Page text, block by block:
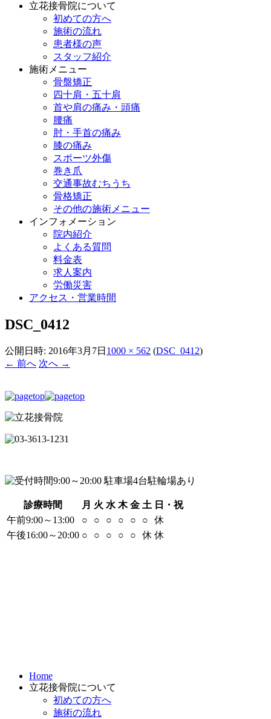
立花接骨院について
初めての方へ
施術の流れ
患者様の声
スタッフ紹介
施術メニュー
骨盤矯正
四十肩・五十肩
首や肩の痛み・頭痛
腰痛
肘・手首の痛み
膝の痛み
スポーツ外傷
巻き爪
交通事故むちうち
骨格矯正
その他の施術メニュー
インフォメーション
院内紹介
よくある質問
料金表
求人案内
労働災害
アクセス・営業時間
DSC_0412
公開日時: 2016年3月7日 1000 × 562 (DSC_0412)
← 前へ 次へ →
診療時間 月 火 水 木 金 土 日・祝
午前9:00～13:00
○ ○ ○ ○ ○ ○
休
午後16:00～20:00 ○ ○ ○ ○ ○ 休 休
Home
立花接骨院について
初めての方へ
施術の流れ